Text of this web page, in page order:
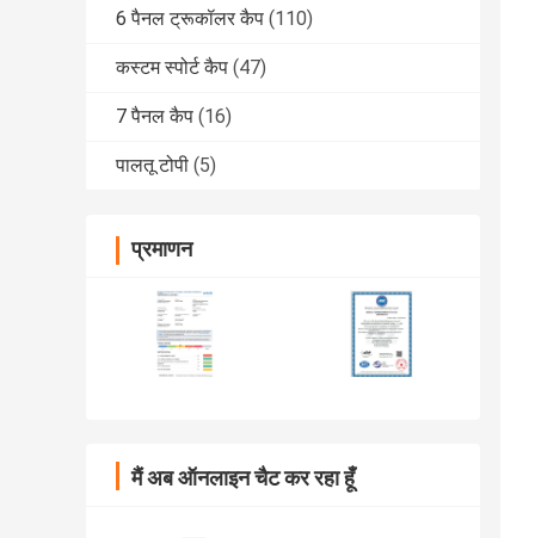
6 पैनल ट्रूकॉलर कैप (110)
कस्टम स्पोर्ट कैप (47)
7 पैनल कैप (16)
पालतू टोपी (5)
प्रमाणन
मैं अब ऑनलाइन चैट कर रहा हूँ